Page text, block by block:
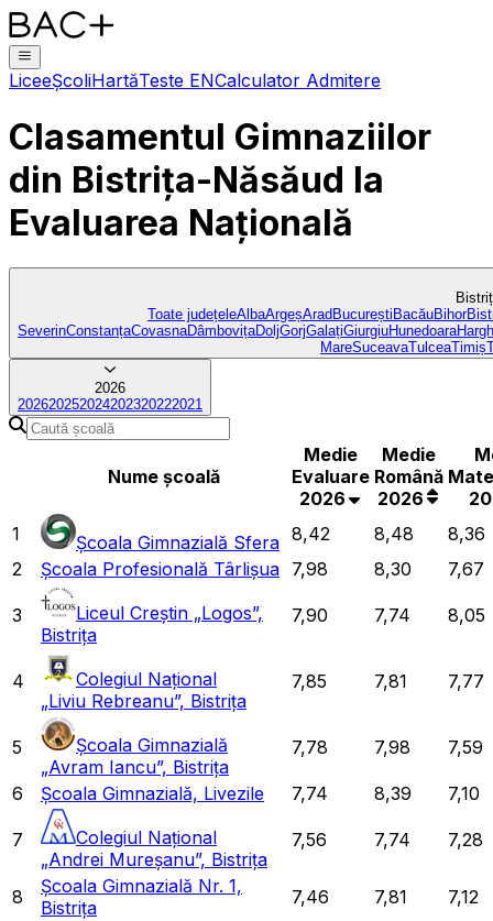
LiceeȘcoliHartăTeste ENCalculator Admitere
Clasamentul Gimnaziilor
din Bistrița-Năsăud la
Evaluarea Națională
Toate județeleAlbaArgeșAradBucureștiBacăuBihor
SeverinConstanțaCovasnaDâmbovițaDoljGorjGalațiGiurgiuHunedoara
MareSuceavaTulceaTimiș
2026
202620252024202320222021
Nume școală
Medie
Evaluare
2026
Medie
Română
2026
1
Școala Gimnazială Sfera 8,42 8,48
8,36
2
Școala Profesională Târlișua 7,98 8,30 7,67
3
Liceul Creștin „Logos”,
Bistrița
7,90 7,74 8,05
4
Colegiul Național
„Liviu Rebreanu”, Bistrița
7,85 7,81 7,77
5
Școala Gimnazială
„Avram Iancu”, Bistrița
7,78 7,98 7,59
6 Școala Gimnazială, Livezile 7,74 8,39 7,10
7
Colegiul Național
„Andrei Mureșanu”, Bistrița
7,56 7,74 7,28
8
Școala Gimnazială Nr. 1,
Bistrița
7,46 7,81
7,12